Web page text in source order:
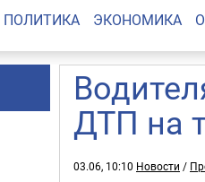
ПОЛИТИКА ЭКОНОМИКА
ДТП на
03.06, 10:10 Новости /